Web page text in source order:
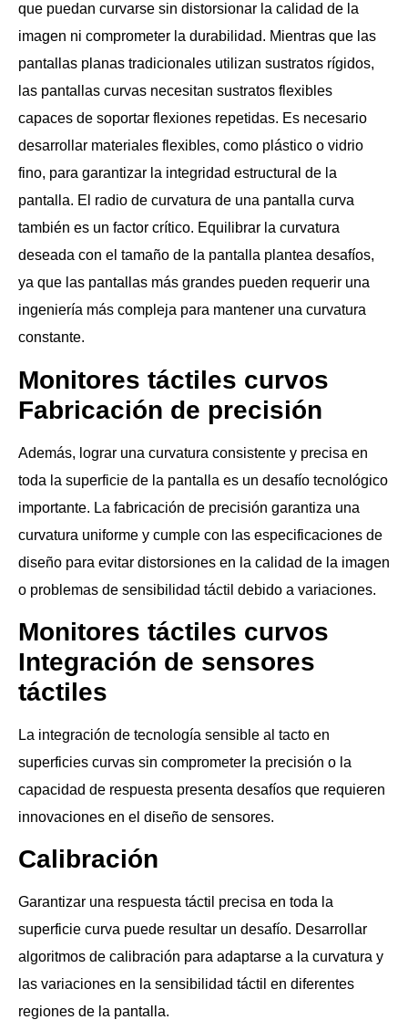
que puedan curvarse sin distorsionar la calidad de la
imagen ni comprometer la durabilidad. Mientras que las
pantallas planas tradicionales utilizan sustratos rígidos,
las pantallas curvas necesitan sustratos flexibles
capaces de soportar flexiones repetidas. Es necesario
desarrollar materiales flexibles, como plástico o vidrio
fino, para garantizar la integridad estructural de la
pantalla. El radio de curvatura de una pantalla curva
también es un factor crítico. Equilibrar la curvatura
deseada con el tamaño de la pantalla plantea desafíos,
ya que las pantallas más grandes pueden requerir una
ingeniería más compleja para mantener una curvatura
constante.
Monitores táctiles curvos
Fabricación de precisión
Además, lograr una curvatura consistente y precisa en
toda la superficie de la pantalla es un desafío tecnológico
importante. La fabricación de precisión garantiza una
curvatura uniforme y cumple con las especificaciones de
diseño para evitar distorsiones en la calidad de la imagen
o problemas de sensibilidad táctil debido a variaciones.
Monitores táctiles curvos
Integración de sensores
táctiles
La integración de tecnología sensible al tacto en
superficies curvas sin comprometer la precisión o la
capacidad de respuesta presenta desafíos que requieren
innovaciones en el diseño de sensores.
Calibración
Garantizar una respuesta táctil precisa en toda la
superficie curva puede resultar un desafío. Desarrollar
algoritmos de calibración para adaptarse a la curvatura y
las variaciones en la sensibilidad táctil en diferentes
regiones de la pantalla.